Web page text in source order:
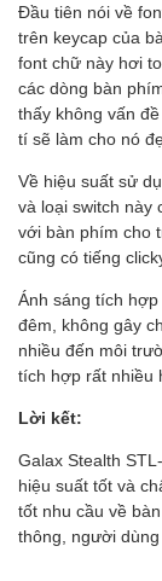
Đầu tiên nói về
trên keycap của
font chữ này hơi
các dòng bàn
thấy không vấn
tí sẽ làm cho nó
Về hiệu suất sử
và loại switch này
với bàn phím cho
cũng có tiếng
Ánh sáng tích
đêm, không gây
nhiều đến môi
tích hợp rất nhiều
Lời kết:
Galax Stealth
hiệu suất tốt và
tốt nhu cầu về
thông, người